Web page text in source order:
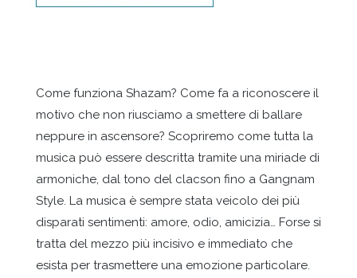
Come funziona Shazam? Come fa a riconoscere il
motivo che non riusciamo a smettere di ballare
neppure in ascensore? Scopriremo come tutta la
musica può essere descritta tramite una miriade di
armoniche, dal tono del clacson fino a Gangnam
Style. La musica è sempre stata veicolo dei più
disparati sentimenti: amore, odio, amicizia… Forse si
tratta del mezzo più incisivo e immediato che
esista per trasmettere una emozione particolare.